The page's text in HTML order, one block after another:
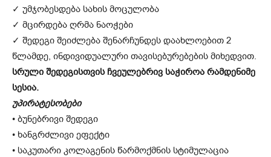
✓ უმჯობესდება სახის მოცულობა
✓ მცირდება ღრმა ნაოჭები
✓ შედეგი შეიძლება შენარჩუნდეს დაახლოებით 2
წლამდე, ინდივიდუალური თავისებურებების მიხედვით.
სრული შედეგისთვის ჩვეულებრივ საჭიროა რამდენიმე
სესია.
უპირატესობები
• ბუნებრივი შედეგი
• ხანგრძლივი ეფექტი
• საკუთარი კოლაგენის წარმოქმნის სტიმულაცია